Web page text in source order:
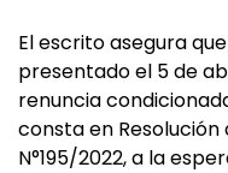
El escrito asegura
presentado el 5 de
renuncia
consta en Resolución
N°195/2022, a la